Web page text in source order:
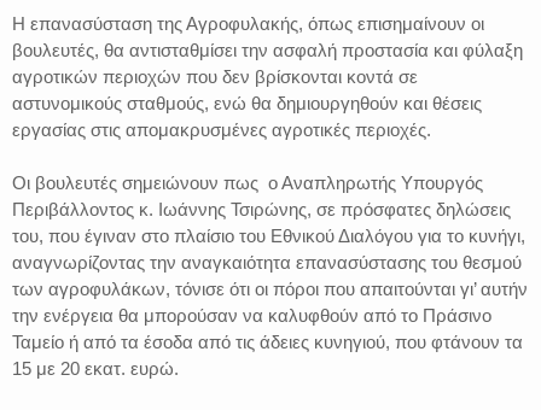
Η επανασύσταση της Αγροφυλακής, όπως επισημαίνουν οι
βουλευτές, θα αντισταθμίσει την ασφαλή προστασία και φύλαξη
αγροτικών περιοχών που δεν βρίσκονται κοντά σε
αστυνομικούς σταθμούς, ενώ θα δημιουργηθούν και θέσεις
εργασίας στις απομακρυσμένες αγροτικές περιοχές.
Οι βουλευτές σημειώνουν πως ο Αναπληρωτής Υπουργός
Περιβάλλοντος κ. Ιωάννης Τσιρώνης, σε πρόσφατες δηλώσεις
του, που έγιναν στο πλαίσιο του Εθνικού Διαλόγου για το κυνήγι,
αναγνωρίζοντας την αναγκαιότητα επανασύστασης του θεσμού
των αγροφυλάκων, τόνισε ότι οι πόροι που απαιτούνται γι’ αυτήν
την ενέργεια θα μπορούσαν να καλυφθούν από το Πράσινο
Ταμείο ή από τα έσοδα από τις άδειες κυνηγιού, που φτάνουν τα
15 με 20 εκατ. ευρώ.